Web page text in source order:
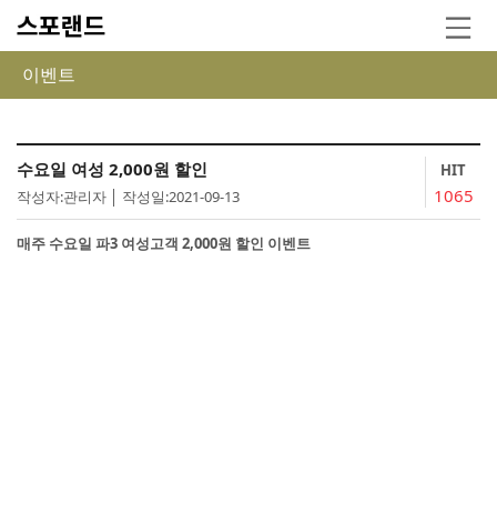
이벤트
수요일 여성 2,000원 할인
작성자:관리자 │ 작성일:2021-09-13
HIT
1065
매주 수요일 파3 여성고객 2,000원 할인 이벤트